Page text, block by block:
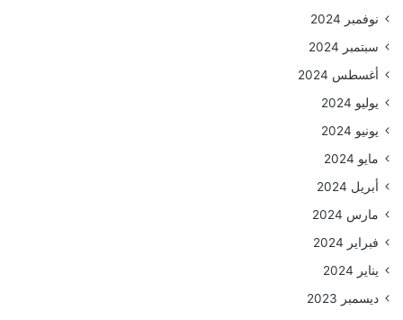
نوفمبر 2024
سبتمبر 2024
أغسطس 2024
يوليو 2024
يونيو 2024
مايو 2024
أبريل 2024
مارس 2024
فبراير 2024
يناير 2024
ديسمبر 2023